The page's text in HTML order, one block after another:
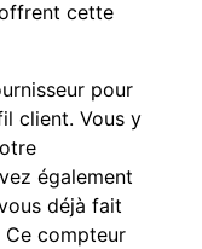
cette
pour
client. Vous y
également
déjà fait
Ce compteur